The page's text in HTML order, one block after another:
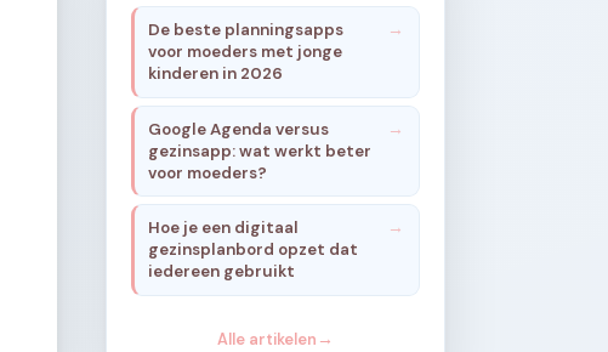
De beste planningsapps
voor moeders met jonge
kinderen in 2026
Google Agenda versus
gezinsapp: wat werkt beter
voor moeders?
Hoe je een digitaal
gezinsplanbord opzet dat
iedereen gebruikt
Alle artikelen